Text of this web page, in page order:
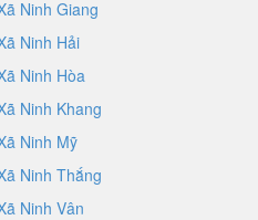
Ninh Giang
Ninh Hải
Ninh Hòa
Ninh Khang
Ninh Mỹ
Ninh Thắng
Ninh Vân